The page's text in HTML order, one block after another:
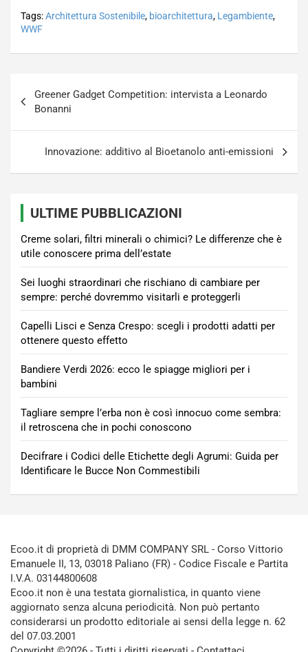
Tags:Architettura Sostenibile, bioarchitettura, Legambiente,
WWF
articoli
Greener Gadget Competition: intervista a Leonardo
Bonanni
Innovazione: additivo al Bioetanolo anti-emissioni
ULTIME PUBBLICAZIONI
Creme solari, filtri minerali o chimici? Le differenze che è
utile conoscere prima dell’estate
Sei luoghi straordinari che rischiano di cambiare per
sempre: perché dovremmo visitarli e proteggerli
Capelli Lisci e Senza Crespo: scegli i prodotti adatti per
ottenere questo effetto
Bandiere Verdi 2026: ecco le spiagge migliori per i
bambini
Tagliare sempre l’erba non è così innocuo come sembra:
il retroscena che in pochi conoscono
Decifrare i Codici delle Etichette degli Agrumi: Guida per
Identificare le Bucce Non Commestibili
Ecoo.it di proprietà di DMM COMPANY SRL - Corso Vittorio
Emanuele II, 13, 03018 Paliano (FR) - Codice Fiscale e Partita
I.V.A. 03144800608
Ecoo.it non è una testata giornalistica, in quanto viene
aggiornato senza alcuna periodicità. Non può pertanto
considerarsi un prodotto editoriale ai sensi della legge n. 62
del 07.03.2001